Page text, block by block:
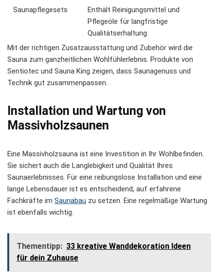
Saunapflegesets
Enthält Reinigungsmittel und
Pflegeöle für langfristige
Qualitätserhaltung
Mit der richtigen Zusatzausstattung und Zubehör wird die
Sauna zum ganzheitlichen Wohlfühlerlebnis. Produkte von
Sentiotec und Sauna King zeigen, dass Saunagenuss und
Technik gut zusammenpassen.
Installation und Wartung von
Massivholzsaunen
Eine Massivholzsauna ist eine Investition in Ihr Wohlbefinden.
Sie sichert auch die Langlebigkeit und Qualität Ihres
Saunaerlebnisses. Für eine reibungslose Installation und eine
lange Lebensdauer ist es entscheidend, auf erfahrene
Fachkräfte im Saunabau zu setzen. Eine regelmäßige Wartung
ist ebenfalls wichtig.
Thementipp: 33 kreative Wanddekoration Ideen
für dein Zuhause